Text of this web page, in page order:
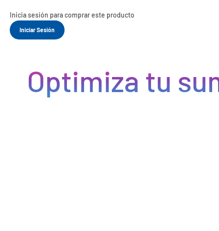
Inicia sesión para comprar este producto
Iniciar Sesión
Optimiza tu
Optimizamos la cadena de suministro de bebidas, brindando
eficiencia en la gestión, acceso a productos de calidad y entregas